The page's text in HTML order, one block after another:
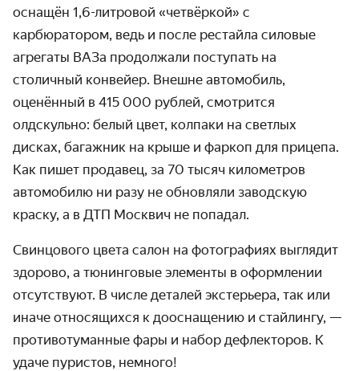
оснащён 1,6-литровой «четвёркой» с
карбюратором, ведь и после рестайла силовые
агрегаты ВАЗа продолжали поступать на
столичный конвейер. Внешне автомобиль,
оценённый в 415 000 рублей, смотрится
олдскульно: белый цвет, колпаки на светлых
дисках, багажник на крыше и фаркоп для прицепа.
Как пишет продавец, за 70 тысяч километров
автомобилю ни разу не обновляли заводскую
краску, а в ДТП Москвич не попадал.
Свинцового цвета салон на фотографиях выглядит
здорово, а тюнинговые элементы в оформлении
отсутствуют. В числе деталей экстерьера, так или
иначе относящихся к дооснащению и стайлингу, —
противотуманные фары и набор дефлекторов. К
удаче пуристов, немного!